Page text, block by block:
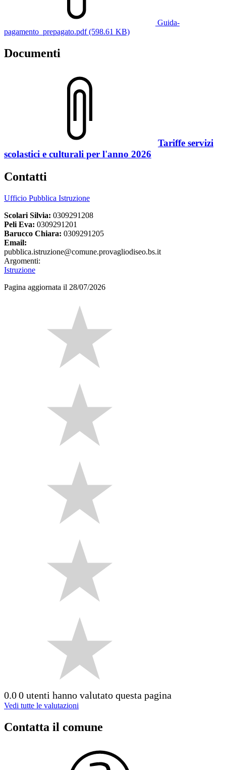
Guida-
pagamento_prepagato.pdf (598.61 KB)
Documenti
Tariffe servizi
scolastici e culturali per l'anno 2026
Contatti
Ufficio Pubblica Istruzione
Scolari Silvia: 0309291208
Peli Eva: 0309291201
Barucco Chiara: 0309291205
Email:
pubblica.istruzione@comune.provagliodiseo.bs.it
Argomenti:
Istruzione
Pagina aggiornata il 28/07/2026
0.00 utenti hanno valutato questa pagina
Vedi tutte le valutazioni
Contatta il comune